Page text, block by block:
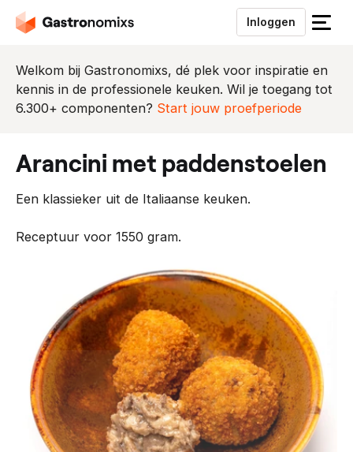
Inloggen
S
u
i
t
Welkom bij Gastronomixs, dé plek voor inspiratie en
kennis in de professionele keuken. Wil je toegang tot
6.300+ componenten? Start jouw proefperiode
arancini met paddenstoelen
Een klassieker uit de Italiaanse keuken.
Receptuur voor 1550 gram.